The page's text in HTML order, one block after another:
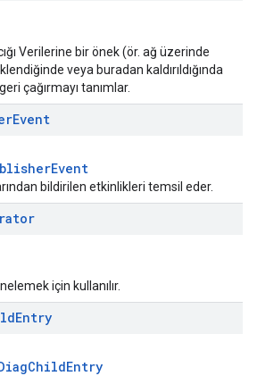
Verilerine bir önek (ör. ağ üzerinde
veya buradan kaldırıldığında
çağırmayı tanımlar.
Event
bildirilen etkinlikleri temsil eder.
için kullanılır.
Entry